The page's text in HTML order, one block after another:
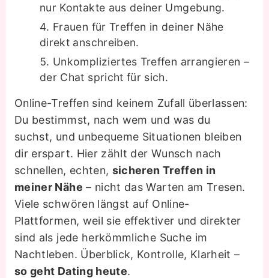
nur Kontakte aus deiner Umgebung.
Frauen für Treffen in deiner Nähe
direkt anschreiben.
Unkompliziertes Treffen arrangieren –
der Chat spricht für sich.
Online-Treffen sind keinem Zufall überlassen:
Du bestimmst, nach wem und was du
suchst, und unbequeme Situationen bleiben
dir erspart. Hier zählt der Wunsch nach
schnellen, echten, sicheren Treffen in
meiner Nähe – nicht das Warten am Tresen.
Viele schwören längst auf Online-
Plattformen, weil sie effektiver und direkter
sind als jede herkömmliche Suche im
Nachtleben. Überblick, Kontrolle, Klarheit –
so geht Dating heute.